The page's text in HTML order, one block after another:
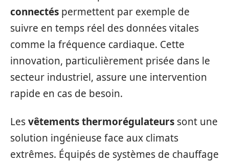
connectés permettent par exemple de
suivre en temps réel des données vitales
comme la fréquence cardiaque. Cette
innovation, particulièrement prisée dans le
secteur industriel, assure une intervention
rapide en cas de besoin.
Lesvêtements thermorégulateurs sont une
solution ingénieuse face aux climats
extrêmes. Équipés de systèmes de chauffage